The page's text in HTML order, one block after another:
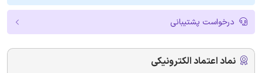
درخواست پشتیبانی
نماد اعتماد الکترونیکی